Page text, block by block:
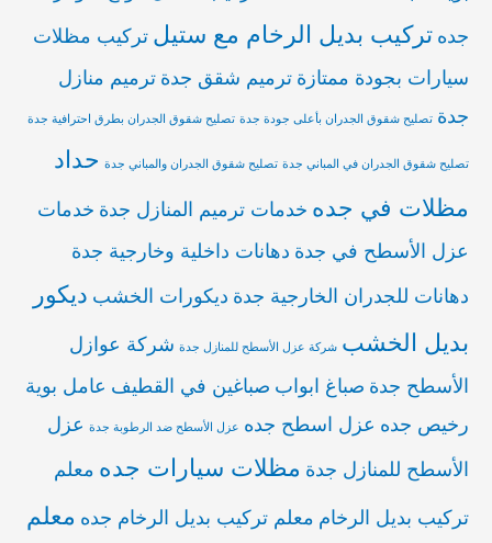
جده تركيب بديل الرخام مع ستيل تركيب مظلات
سيارات بجودة ممتازة ترميم شقق جدة ترميم منازل
جدة تصليح شقوق الجدران بأعلى جودة جدة تصليح شقوق الجدران بطرق احترافية جدة
تصليح شقوق الجدران في المباني جدة تصليح شقوق الجدران والمباني جدة حداد
مظلات في جده خدمات ترميم المنازل جدة خدمات
عزل الأسطح في جدة دهانات داخلية وخارجية جدة
دهانات للجدران الخارجية جدة ديكورات الخشب ديكور
بديل الخشب شركة عزل الأسطح للمنازل جدة شركة عوازل
الأسطح جدة صباغ ابواب صباغين في القطيف عامل بوية
رخيص جده عزل اسطح جده عزل الأسطح ضد الرطوبة جدة عزل
الأسطح للمنازل جدة مظلات سيارات جده معلم
تركيب بديل الرخام معلم تركيب بديل الرخام جده معلم